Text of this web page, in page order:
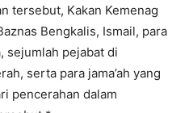
tersebut, Kakan Kemenag
Bengkalis, Ismail, para
sejumlah pejabat di
serta para jama’ah yang
pencerahan dalam